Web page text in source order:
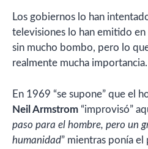
Los gobiernos lo han
televisiones lo han emitido
sin mucho bombo, pero lo
realmente mucha importancia.
En 1969 “se supone” que el
Neil Armstrom “improvisó”
paso para el hombre, pero un
humanidad” mientras ponía